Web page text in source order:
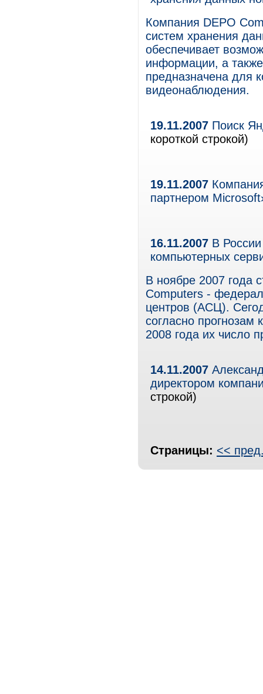
Компания DEPO
систем хранения
обеспечивает
информации, а
предназначена для
видеонаблюдения.
19.11.2007 Поиск
короткой строкой)
19.11.2007
партнером
16.11.2007 В
компьютерных
В ноябре 2007 года
Computers -
центров (АСЦ).
согласно прогнозам
2008 года их число
14.11.2007
директором
строкой)
Страницы: <<